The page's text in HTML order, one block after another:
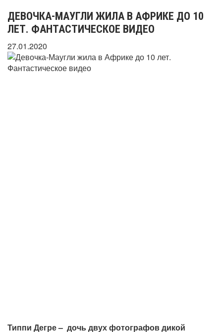
ДЕВОЧКА-МАУГЛИ ЖИЛА В АФРИКЕ ДО 10
ЛЕТ. ФАНТАСТИЧЕСКОЕ ВИДЕО
27.01.2020
Типпи Дегре – дочь двух фотографов дикой